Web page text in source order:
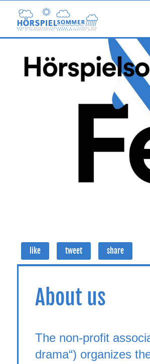
like tweet share
About us
The non-profit
drama“) organizes